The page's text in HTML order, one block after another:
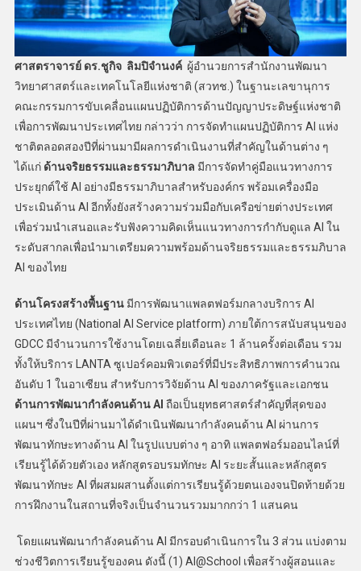
ศาสตราจารย์ ดร.ชูกิจ ลิมปิจำนงค์ผู้อำนวยการสำนักงานพัฒนา
วิทยาศาสตร์และเทคโนโลยีแห่งชาติ (สวทช.) ในฐานะเลขานุการ
คณะกรรมการขับเคลื่อนแผนปฏิบัติการด้านปัญญาประดิษฐ์แห่งชาติ
เพื่อการพัฒนาประเทศไทย กล่าวว่า การจัดทำแผนปฏิบัติการ AI แห่ง
ชาติตลอดสองปีที่ผ่านมามีผลการดำเนินงานที่สำคัญในด้านต่าง ๆ
ได้แก่ ด้านจริยธรรมและธรรมาภิบาล มีการจัดทำคู่มือแนวทางการ
ประยุกต์ใช้ AI อย่างมีธรรมาภิบาลสำหรับองค์กร พร้อมเครื่องมือ
ประเมินด้าน AI อีกทั้งยังสร้างความร่วมมือกับเครือข่ายต่างประเทศ
เพื่อร่วมนำเสนอและรับฟังความคิดเห็นแนวทางการกำกับดูแล AI ใน
ระดับสากลเพื่อนำมาเตรียมความพร้อมด้านจริยธรรมและธรรมภิบาล
AI ของไทย
ด้านโครงสร้างพื้นฐานมีการพัฒนาแพลตฟอร์มกลางบริการ AI
ประเทศไทย (National AI Service platform) ภายใต้การสนับสนุนของ
GDCC มีจำนวนการใช้งานโดยเฉลี่ยเดือนละ 1 ล้านครั้งต่อเดือน รวม
ทั้งให้บริการ LANTA ซูเปอร์คอมพิวเตอร์ที่มีประสิทธิภาพการคำนวณ
อันดับ 1 ในอาเซียน สำหรับการวิจัยด้าน AI ของภาครัฐและเอกชน
ด้านการพัฒนากำลังคนด้านAI ถือเป็นยุทธศาสตร์สำคัญที่สุดของ
แผนฯ ซึ่งในปีที่ผ่านมาได้ดำเนินพัฒนากำลังคนด้าน AI ผ่านการ
พัฒนาทักษะทางด้าน AI ในรูปแบบต่าง ๆ อาทิ แพลตฟอร์มออนไลน์ที่
เรียนรู้ได้ด้วยตัวเอง หลักสูตรอบรมทักษะ AI ระยะสั้นและหลักสูตร
พัฒนาทักษะ AI ที่ผสมผสานตั้งแต่การเรียนรู้ด้วยตนเองจนปิดท้ายด้วย
การฝึกงานในสถานที่จริงเป็นจำนวนรวมมากกว่า 1 แสนคน
โดยแผนพัฒนากำลังคนด้าน AI มีกรอบดำเนินการใน 3 ส่วน แบ่งตาม
ช่วงชีวิตการเรียนรู้ของคน ดังนี้ (1) AI@School เพื่อสร้างผู้สอนและ